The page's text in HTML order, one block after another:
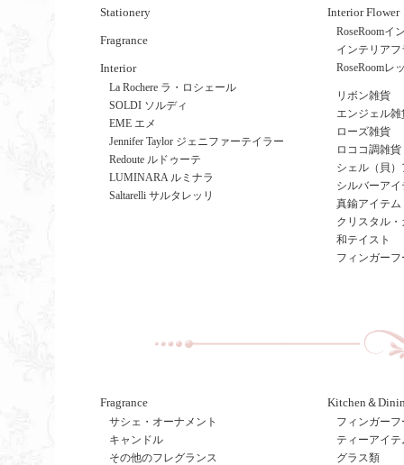
Stationery
Fragrance
Interior
La Rochere ラ・ロシェール
SOLDI ソルディ
EME エメ
Jennifer Taylor ジェニファーテイラー
Redoute ルドゥーテ
LUMINARA ルミナラ
Saltarelli サルタレッリ
Interior Flower
RoseRoomイ
インテリア
RoseRoomレ
リボン雑貨
エンジェル雑
ローズ雑貨
ロココ調雑貨
シェル（貝
シルバーアイ
真鍮アイテム
クリスタル
和テイスト
フィンガー
Fragrance
サシェ・オーナメント
キャンドル
その他のフレグランス
Kitchen＆
フィンガー
ティーアイテ
グラス類